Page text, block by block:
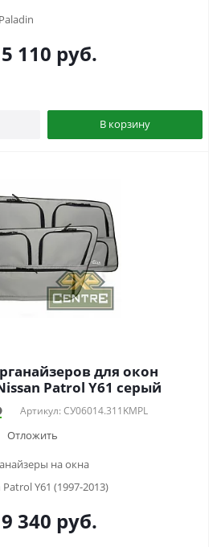
110 руб.
В корзину
для окон
Patrol Y61 серый
Артикул: СУ06014.311KMPL
Отложить
на окна
Patrol Y61 (1997-2013)
340 руб.